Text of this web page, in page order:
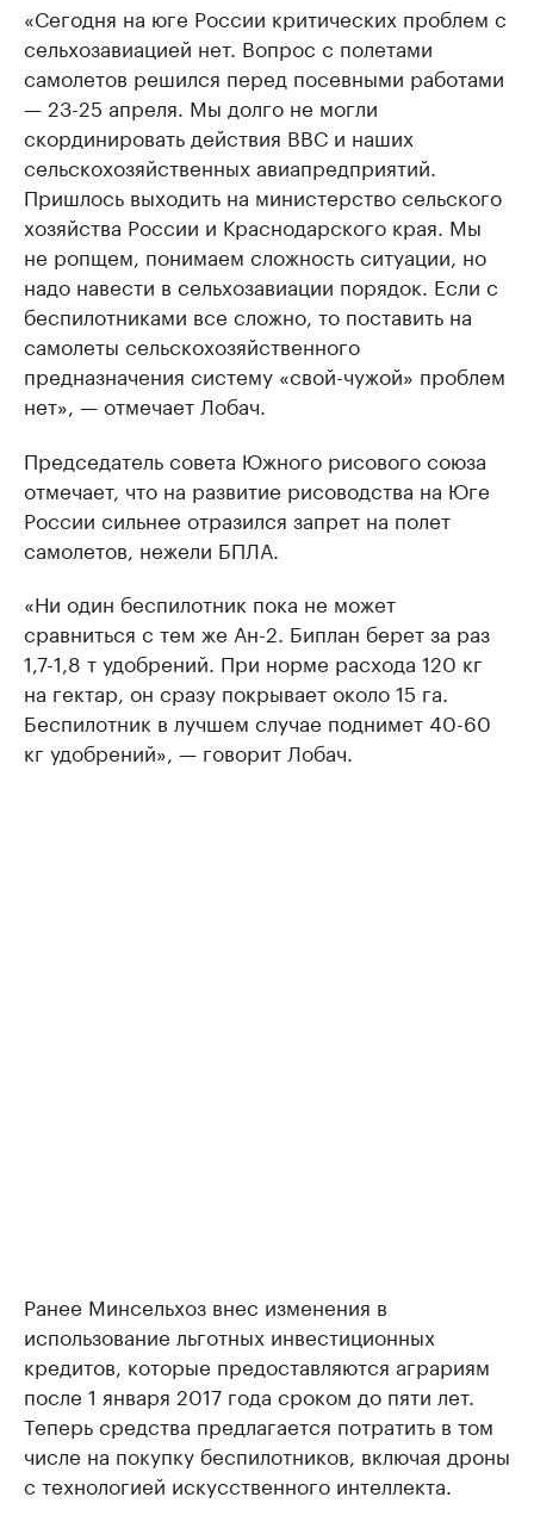
«Сегодня на юге России критических проблем с
сельхозавиацией нет. Вопрос с полетами
самолетов решился перед посевными работами
— 23-25 апреля. Мы долго не могли
скординировать действия ВВС и наших
сельскохозяйственных авиапредприятий.
Пришлось выходить на министерство сельского
хозяйства России и Краснодарского края. Мы
не ропщем, понимаем сложность ситуации, но
надо навести в сельхозавиации порядок. Если с
беспилотниками все сложно, то поставить на
самолеты сельскохозяйственного
предназначения систему «свой-чужой» проблем
нет», — отмечает Лобач.
Председатель совета Южного рисового союза
отмечает, что на развитие рисоводства на Юге
России сильнее отразился запрет на полет
самолетов, нежели БПЛА.
«Ни один беспилотник пока не может
сравниться с тем же Ан-2. Биплан берет за раз
1,7-1,8 т удобрений. При норме расхода 120 кг
на гектар, он сразу покрывает около 15 га.
Беспилотник в лучшем случае поднимет 40-60
кг удобрений», — говорит Лобач.
Ранее Минсельхоз внес изменения в
использование льготных инвестиционных
кредитов, которые предоставляются аграриям
после 1 января 2017 года сроком до пяти лет.
Теперь средства предлагается потратить в том
числе на покупку беспилотников, включая дроны
с технологией искусственного интеллекта.